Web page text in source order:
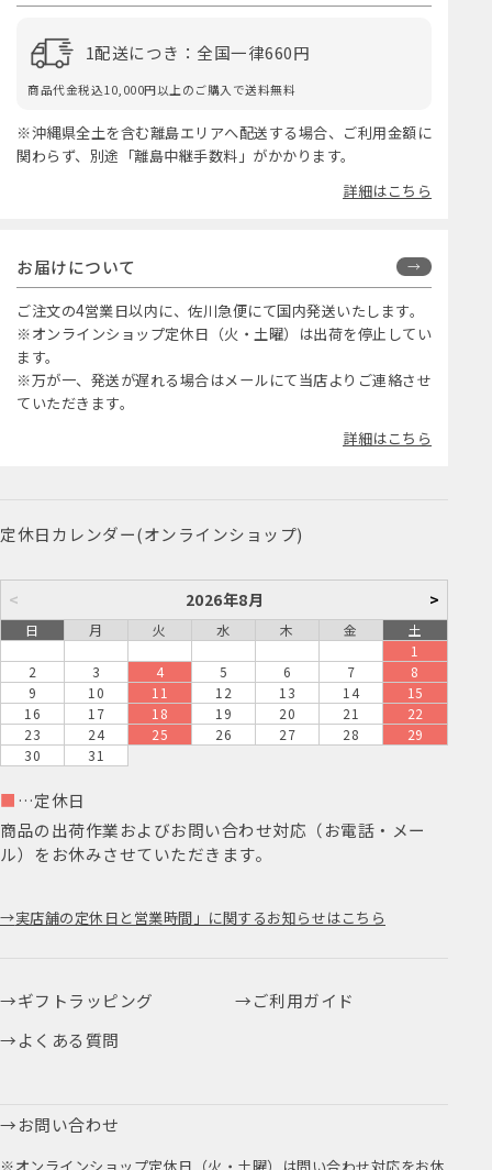
1配送につき：全国一律660円
商品代金税込10,000円以上のご購入で送料無料
※沖縄県全土を含む離島エリアへ配送する場合、ご利用金額に
関わらず、別途「離島中継手数料」がかかります。
詳細はこちら
お届けについて
ご注文の4営業日以内に、佐川急便にて国内発送いたします。
※オンラインショップ定休日（火・土曜）は出荷を停止してい
ます。
※万が一、発送が遅れる場合はメールにて当店よりご連絡させ
ていただきます。
詳細はこちら
定休日カレンダー(オンラインショップ)
< 2026年8月 >
日 月 火 水 木 金
土
1
2
3 4 5 6 7
8
9
10 11 12 13 14
15
16
17 18 19 20 21
22
23
24 25 26 27 28
29
30
31
■ …定休日
商品の出荷作業およびお問い合わせ対応（お電話・メー
ル）をお休みさせていただきます。
実店舗の定休日と営業時間」に関するお知らせはこちら
ギフトラッピング
ご利用ガイド
よくある質問
お問い合わせ
※オンラインショップ定休日（火・土曜）は問い合わせ対応をお休